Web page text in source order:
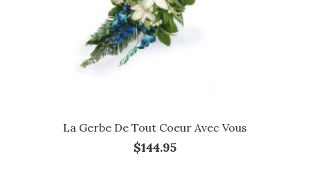
La Gerbe De Tout Coeur Avec Vous
$144.95